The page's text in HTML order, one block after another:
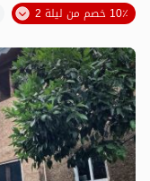
10٪ خصم من ليلة 2